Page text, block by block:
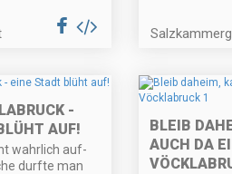
-
AUF!
wahrlich auf-
durfte man
BLEIB
AUCH DA